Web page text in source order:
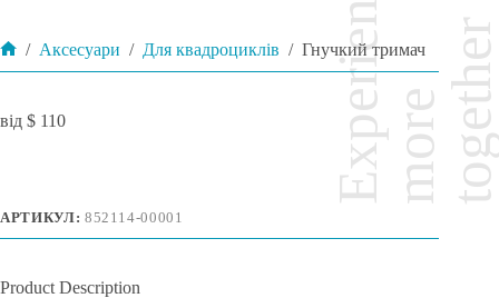
/ Аксесуари / Для квадроциклів / Гнучкий тримач
$ 110
АРТИКУЛ: 852114-00001
Product Description